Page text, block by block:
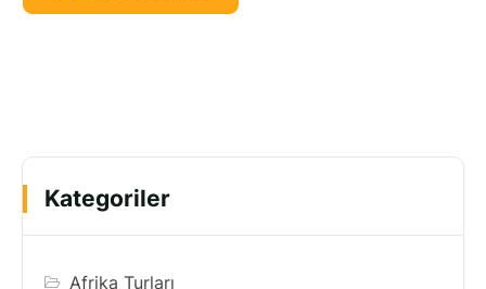
Kategoriler
Afrika Turları